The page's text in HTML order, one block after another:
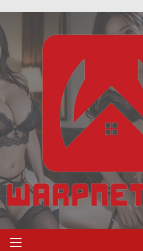
ฝัน
เห็น
to
content
Menu